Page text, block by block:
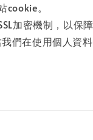
cookie。
加密機制，以保
們在使用個人資